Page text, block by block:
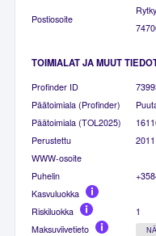
Postiosoite
TOIMIALAT JA MUUT
Profinder ID
Päätoimiala (Profinder)
Päätoimiala (TOL2025)
Perustettu
2011
WWW-osoite
Puhelin
Kasvuluokka
Riskiluokka
1
Maksuviivetieto